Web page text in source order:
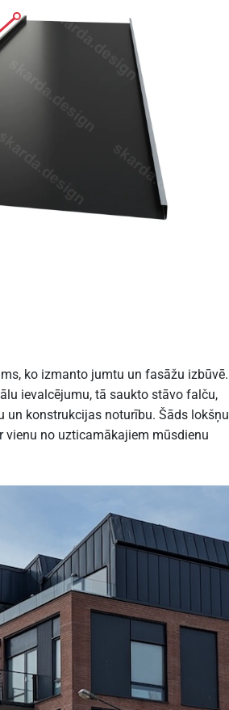
ko izmanto jumtu un fasāžu izbūvē.
ievalcējumu, tā saukto stāvo falču,
un konstrukcijas noturību. Šāds lokšņu
no uzticamākajiem mūsdienu